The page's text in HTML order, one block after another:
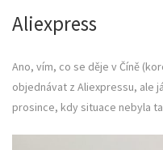
Aliexpress
Ano, vím, co se děje v Číně
objednávat z Aliexpressu, ale
prosince, kdy situace nebyla